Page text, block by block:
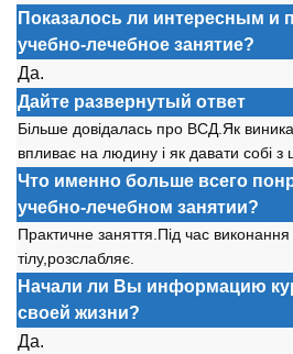
Показалось ли интересным и
учебно-лечебное занятие?
Да.
Дайте развернутый ответ
Більше довідалась про ВСД.Як
впливає на людину і як давати собі з
Что именно больше всего
учебно-лечебном занятии?
Практичне заняття.Під час виконання
тілу,розслабляє.
Начали ли Вы информацию
своей жизни?
Да.